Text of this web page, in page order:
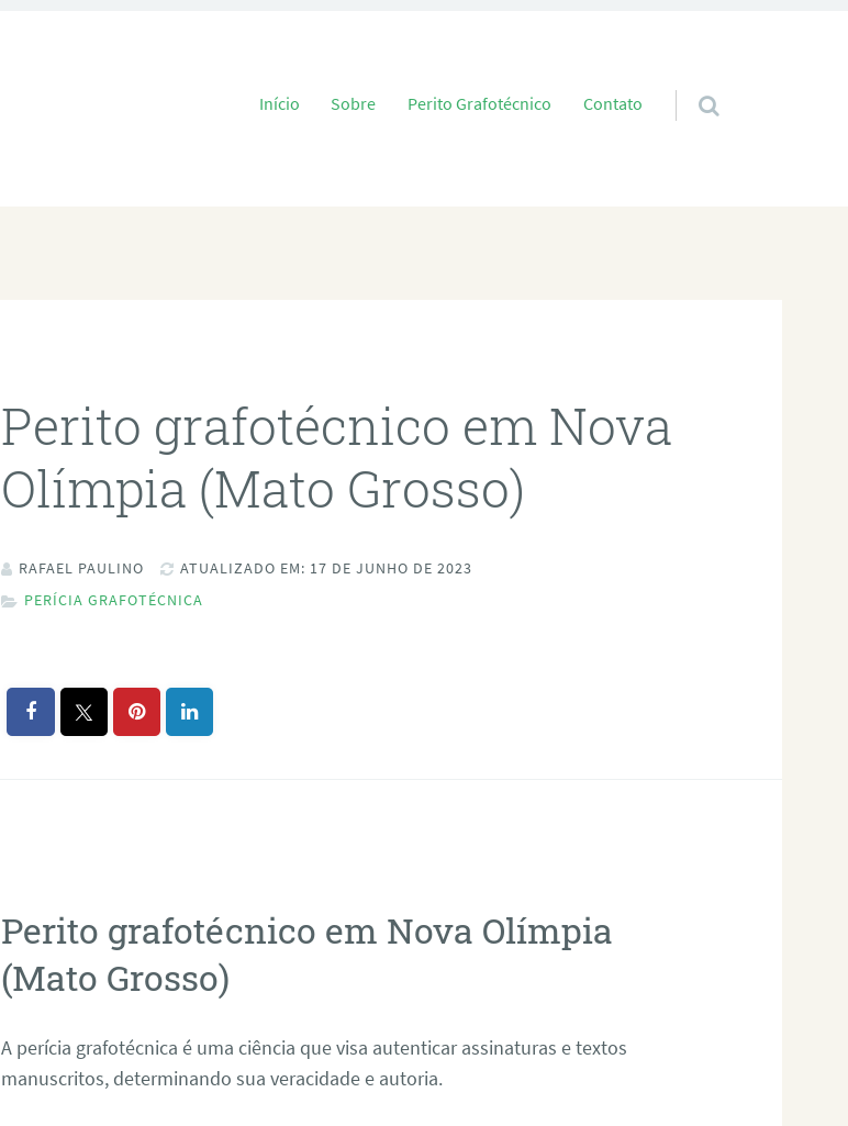
Pular para o conteúdo
Início Sobre Perito Grafotécnico Contato
Perito grafotécnico em Nova
Olímpia (Mato Grosso)
RAFAEL PAULINO
ATUALIZADO EM: 17 DE JUNHO DE 2023
PERÍCIA GRAFOTÉCNICA
Perito grafotécnico em Nova Olímpia
(Mato Grosso)
A perícia grafotécnica é uma ciência que visa autenticar assinaturas e textos
manuscritos, determinando sua veracidade e autoria.